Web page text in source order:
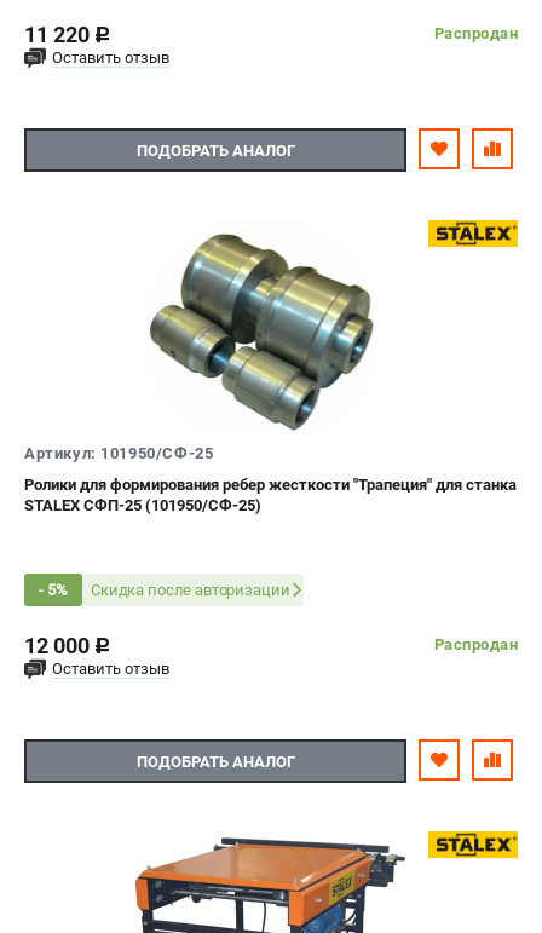
11 220 c
Распродан
Оставить отзыв
ПОДОБРАТЬ АНАЛОГ
Артикул: 101950/СФ-25
Ролики для формирования ребер жесткости "Трапеция" для станка
STALEX СФП-25 (101950/СФ-25)
- 5% Скидка после авторизации
12 000 c
Распродан
Оставить отзыв
ПОДОБРАТЬ АНАЛОГ